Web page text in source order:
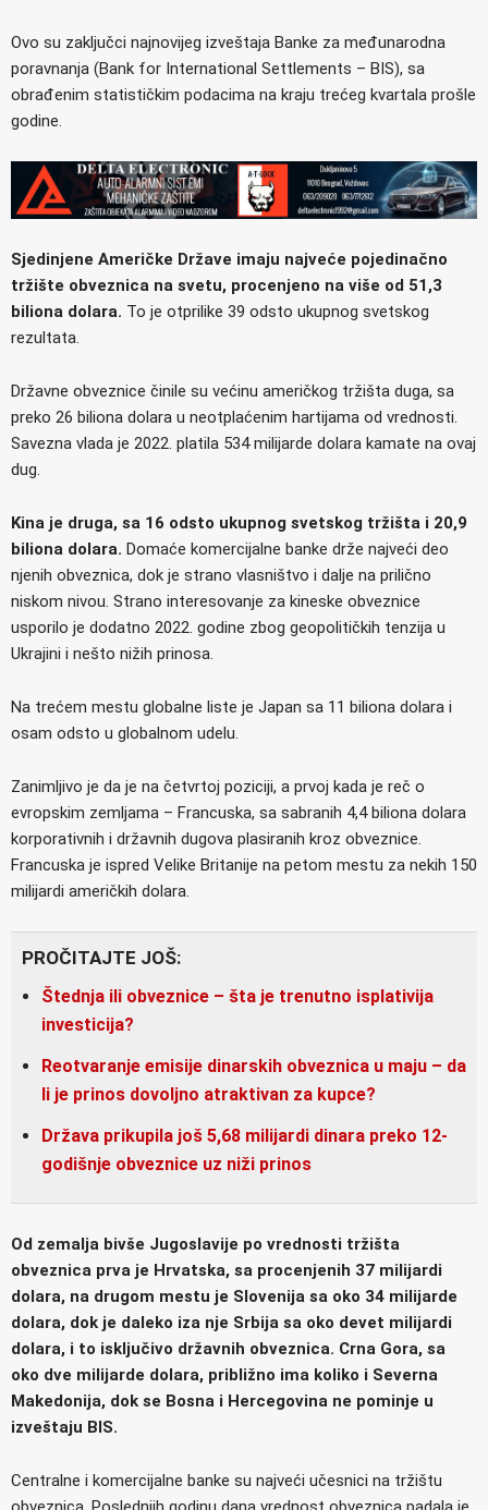
Ovo su zaključci najnovijeg izveštaja Banke za međunarodna
poravnanja (Bank for International Settlements – BIS), sa
obrađenim statističkim podacima na kraju trećeg kvartala prošle
godine.
Sjedinjene Američke Države imaju najveće pojedinačno
tržište obveznica na svetu, procenjeno na više od 51,3
biliona dolara. To je otprilike 39 odsto ukupnog svetskog
rezultata.
Državne obveznice činile su većinu američkog tržišta duga, sa
preko 26 biliona dolara u neotplaćenim hartijama od vrednosti.
Savezna vlada je 2022. platila 534 milijarde dolara kamate na ovaj
dug.
Kina je druga, sa 16 odsto ukupnog svetskog tržišta i 20,9
biliona dolara. Domaće komercijalne banke drže najveći deo
njenih obveznica, dok je strano vlasništvo i dalje na prilično
niskom nivou. Strano interesovanje za kineske obveznice
usporilo je dodatno 2022. godine zbog geopolitičkih tenzija u
Ukrajini i nešto nižih prinosa.
Na trećem mestu globalne liste je Japan sa 11 biliona dolara i
osam odsto u globalnom udelu.
Zanimljivo je da je na četvrtoj poziciji, a prvoj kada je reč o
evropskim zemljama – Francuska, sa sabranih 4,4 biliona dolara
korporativnih i državnih dugova plasiranih kroz obveznice.
Francuska je ispred Velike Britanije na petom mestu za nekih 150
milijardi američkih dolara.
PROČITAJTE JOŠ:
Štednja ili obveznice – šta je trenutno isplativija
investicija?
Reotvaranje emisije dinarskih obveznica u maju – da
li je prinos dovoljno atraktivan za kupce?
Država prikupila još 5,68 milijardi dinara preko 12-
godišnje obveznice uz niži prinos
Od zemalja bivše Jugoslavije po vrednosti tržišta
obveznica prva je Hrvatska, sa procenjenih 37 milijardi
dolara, na drugom mestu je Slovenija sa oko 34 milijarde
dolara, dok je daleko iza nje Srbija sa oko devet milijardi
dolara, i to isključivo državnih obveznica. Crna Gora, sa
oko dve milijarde dolara, približno ima koliko i Severna
Makedonija, dok se Bosna i Hercegovina ne pominje u
izveštaju BIS.
Centralne i komercijalne banke su najveći učesnici na tržištu